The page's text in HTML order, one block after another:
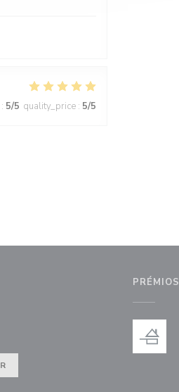
: 5/5 quality_price : 5/5
numa nova janela))
((abre numa nova janela))
PRÉMIOS